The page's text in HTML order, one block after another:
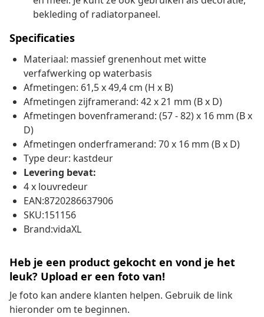
bekleding of radiatorpaneel.
Specificaties
Materiaal: massief grenenhout met witte
verfafwerking op waterbasis
Afmetingen: 61,5 x 49,4 cm (H x B)
Afmetingen zijframerand: 42 x 21 mm (B x D)
Afmetingen bovenframerand: (57 - 82) x 16 mm (B x
D)
Afmetingen onderframerand: 70 x 16 mm (B x D)
Type deur: kastdeur
Levering bevat:
4 x louvredeur
EAN:8720286637906
SKU:151156
Brand:vidaXL
Heb je een product gekocht en vond je het
leuk? Upload er een foto van!
Je foto kan andere klanten helpen. Gebruik de link
hieronder om te beginnen.